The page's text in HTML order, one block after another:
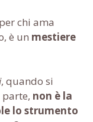
chi ama
è un mestiere
, quando si
parte, non è la
lo strumento